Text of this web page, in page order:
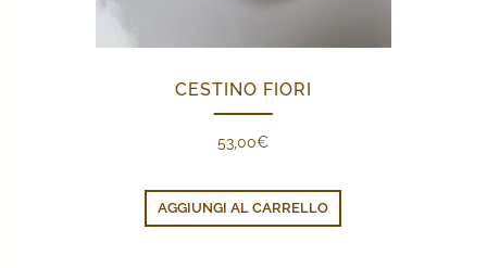
CESTINO FIORI
53,00€
AGGIUNGI AL CARRELLO